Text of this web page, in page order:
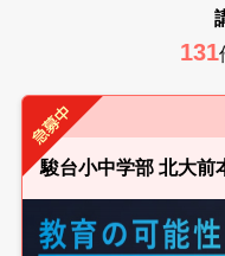
131
駿台小中学部 北大前